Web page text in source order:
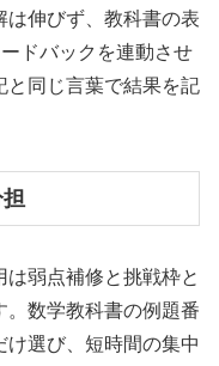
伸びず、教科書の表
ドバックを連動させ
と同じ言葉で結果を記
弱点補修と挑戦枠と
数学教科書の例題番
選び、短時間の集中